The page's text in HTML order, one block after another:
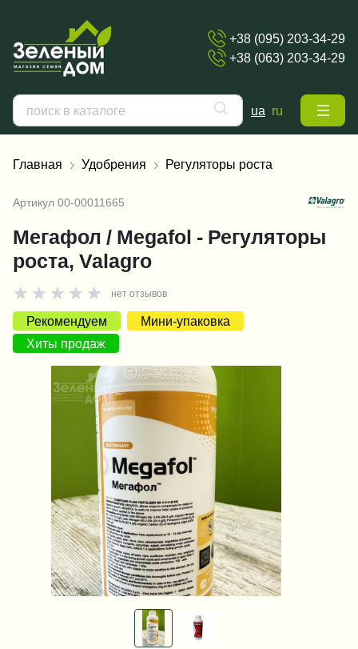
+38 (095) 203-34-29
+38 (063) 203-34-29
ua ru
Главная Удобрения Регуляторы роста
Артикул 00-00011665
Мегафол / Megafol - Регуляторы
роста, Valagro
нет отзывов
Рекомендуем
Мини-упаковка
Хиты продаж